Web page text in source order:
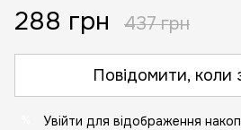
288 грн 437 грн
Повідомити, коли
Увійти для відображення